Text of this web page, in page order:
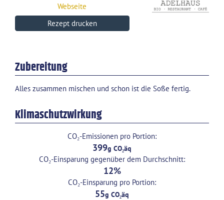
Webseite
Rezept drucken
Zubereitung
Alles zusammen mischen und schon ist die Soße fertig.
Klimaschutzwirkung
CO₂-Emissionen pro Portion:
399
CO₂-Einsparung gegenüber dem Durchschnitt:
12
CO₂-Einsparung pro Portion:
55